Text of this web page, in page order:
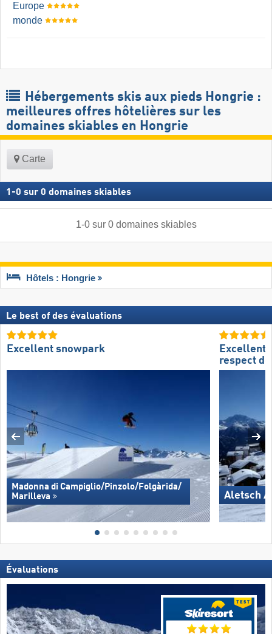
Europe
monde
Hébergements skis aux pieds Hongrie :
meilleures offres hôtelières sur les
domaines skiables en Hongrie ​
Carte
1 -0 sur 0 domaines skiables
1-0sur 0 domaines skiables
Hôtels : Hongrie
Le best of des évaluations
Excellent snowpark
Madonna di Campiglio/​Pinzolo/​Folgàrida/​
Marilleva
Excellent
respect
Aletsch
Évaluations